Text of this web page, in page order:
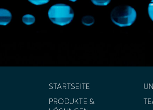
STARTSEITE
PRODUKTE &